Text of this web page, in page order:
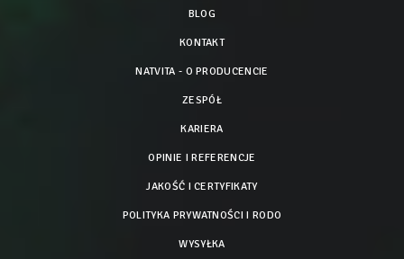
BLOG
KONTAKT
NATVITA - O PRODUCENCIE
ZESPÓŁ
KARIERA
OPINIE I REFERENCJE
JAKOŚĆ I CERTYFIKATY
POLITYKA PRYWATNOŚCI I RODO
WYSYŁKA